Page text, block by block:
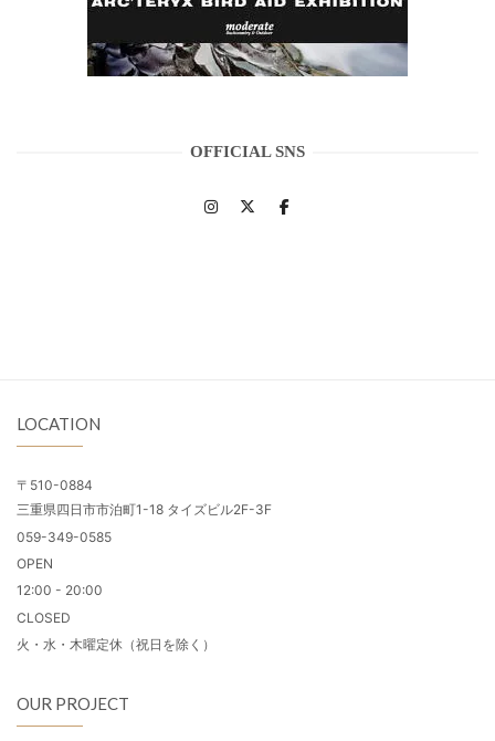
OFFICIAL SNS
LOCATION
〒510-0884
三重県四日市市泊町1-18 タイズビル2F-3F
059-349-0585
OPEN
12:00 - 20:00
CLOSED
火・水・木曜定休（祝日を除く）
OUR PROJECT